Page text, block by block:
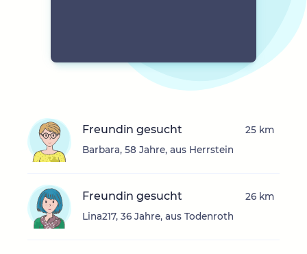
Freundin gesucht
Barbara, 58 Jahre, aus Herrstein
25 km
Freundin gesucht
Lina217, 36 Jahre, aus Todenroth
26 km